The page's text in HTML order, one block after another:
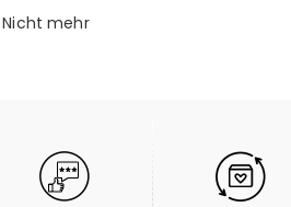
Nicht mehr